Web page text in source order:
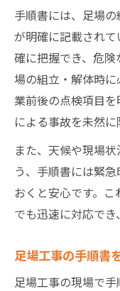
手順書には、足場
が明確に記載され
確に把握でき、危
場の組立・解体時
業前後の点検項目
による事故を未然に
また、天候や現場
う、手順書には緊
おくと安心です。
でも迅速に対応でき
足場工事の手順書
足場工事の現場で